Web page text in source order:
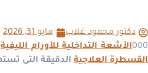
دكتور محمود غلاب
مايو 31, 2026
000الأشعة التداخلية للأورام الليفية
القسطرة العلاجية الدقيقة التى